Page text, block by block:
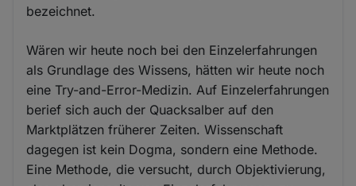
bezeichnet.
Wären wir heute noch bei den Einzelerfahrungen
als Grundlage des Wissens, hätten wir heute noch
eine Try-and-Error-Medizin. Auf Einzelerfahrungen
berief sich auch der Quacksalber auf den
Marktplätzen früherer Zeiten. Wissenschaft
dagegen ist kein Dogma, sondern eine Methode.
Eine Methode, die versucht, durch Objektivierung,